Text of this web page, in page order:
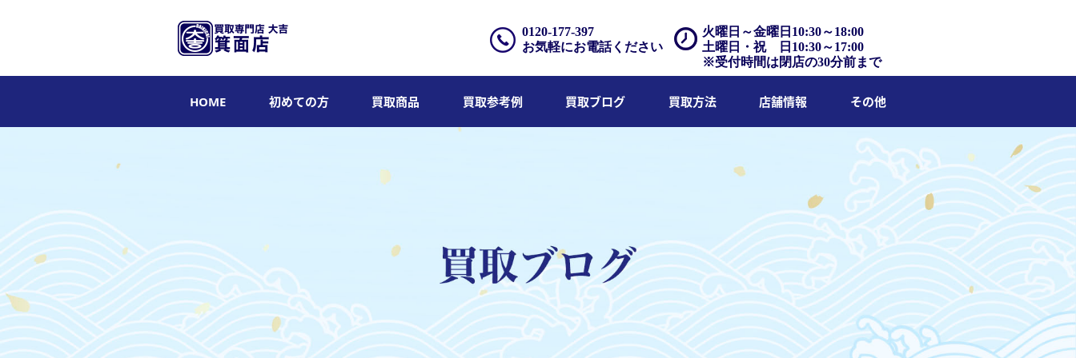
火曜日～金曜日10:30～18:00
土曜日・祝 日10:30～17:00
※受付時間は閉店の30分前まで
0120-177-397
お気軽にお電話ください
HOME 初めての方 買取商品 買取参考例 買取ブログ 買取方法 店舗情報 その他